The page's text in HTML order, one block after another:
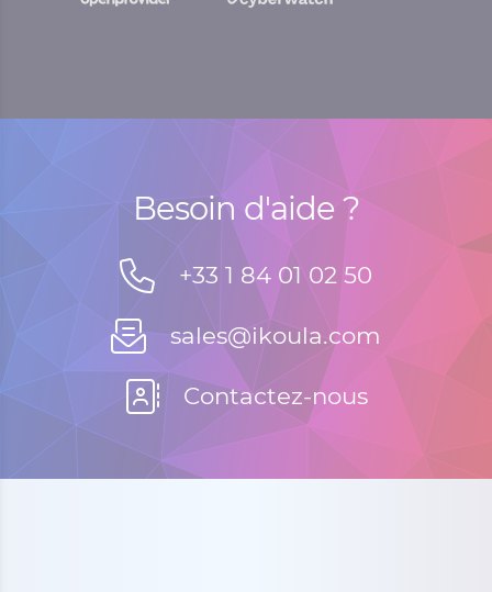
Besoin d'aide ?
+33 1 84 01 02 50
sales@ikoula.com
Contactez-nous